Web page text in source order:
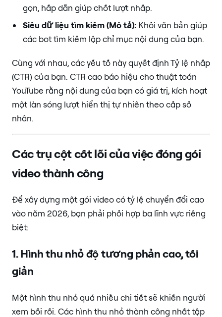
gọn, hấp dẫn giúp chốt lượt nhấp.
Siêu dữ liệu tìm kiếm (Mô tả): Khối văn bản giúp
các bot tìm kiếm lập chỉ mục nội dung của bạn.
Cùng với nhau, các yếu tố này quyết định Tỷ lệ nhấp
(CTR) của bạn. CTR cao báo hiệu cho thuật toán
YouTube rằng nội dung của bạn có giá trị, kích hoạt
một làn sóng lượt hiển thị tự nhiên theo cấp số
nhân.
Các trụ cột cốt lõi của việc đóng gói
video thành công
Để xây dựng một gói video có tỷ lệ chuyển đổi cao
vào năm 2026, bạn phải phối hợp ba lĩnh vực riêng
biệt:
1. Hình thu nhỏ độ tương phản cao, tối
giản
Một hình thu nhỏ quá nhiều chi tiết sẽ khiến người
xem bối rối. Các hình thu nhỏ thành công nhất tập